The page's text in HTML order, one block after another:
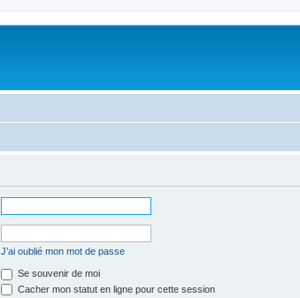
J’ai oublié mon mot de passe
Se souvenir de moi
Cacher mon statut en ligne pour cette session